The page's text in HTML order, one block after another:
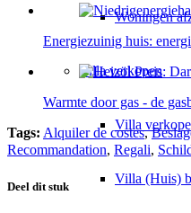
Woningen
Villaverkopen
Villa
Villa (Huis)
Energiezuinig huis:
Warmte door gas - de
Tags: Alquiler de costes,
Recommandation, Regali,
Deel dit stuk